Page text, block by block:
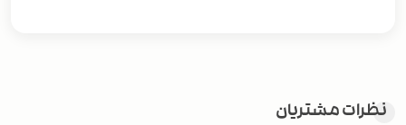
نظرات مشتریان